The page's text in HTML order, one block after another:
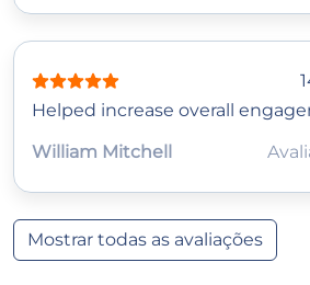
Helped increase overall
William Mitchell
Mostrar todas as avaliações